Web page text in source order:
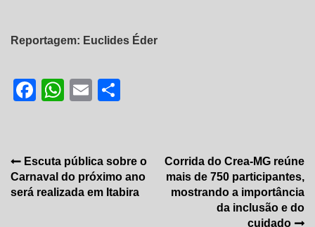
Reportagem: Euclides Éder
Facebook
WhatsApp
Email
Navegação
de
Escuta pública sobre o
Carnaval do próximo ano
será realizada em Itabira
Corrida do Crea-MG reúne
mais de 750 participantes,
mostrando a importância
da inclusão e do
cuidado